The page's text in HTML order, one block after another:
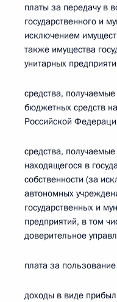
платы за передачу в
государственного и
исключением
также имущества
унитарных
средства,
бюджетных средств
Российской
средства,
находящегося в
собственности (за
автономных
государственных и
предприятий, в том
доверительное
плата за
доходы в виде